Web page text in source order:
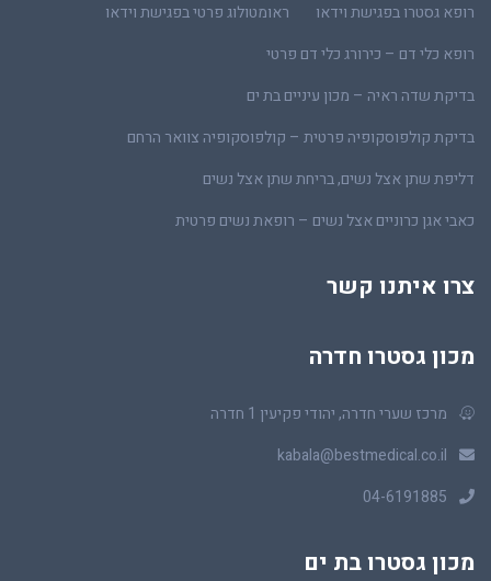
רופא גסטרו בפגישת וידאו
ראומטולוג פרטי בפגישת וידאו
רופא כלי דם – כירורג כלי דם פרטי
בדיקת שדה ראיה – מכון עיניים בת ים
בדיקת קולפוסקופיה פרטית – קולפוסקופיה צוואר הרחם
דליפת שתן אצל נשים, בריחת שתן אצל נשים
כאבי אגן כרוניים אצל נשים – רופאת נשים פרטית
צרו איתנו קשר
מכון גסטרו חדרה
מרכז שערי חדרה, יהודי פקיעין 1 חדרה
kabala@bestmedical.co.il
04-6191885
מכון גסטרו בת ים